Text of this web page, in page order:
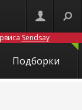
Sendsay
Подборки